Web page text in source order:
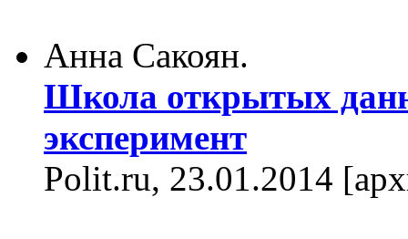
Анна Сакоян.
Школа открытых
эксперимент
Polit.ru, 23.01.2014